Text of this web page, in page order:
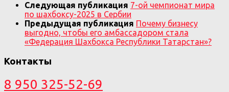
Следующая публикация 7-ой чемпионат мира
по шахбоксу-2025 в Сербии
Предыдущая публикация Почему бизнесу
выгодно, чтобы его амбассадором стала
«Федерация Шахбокса Республики Татарстан»?
Контакты
8 950 325-52-69